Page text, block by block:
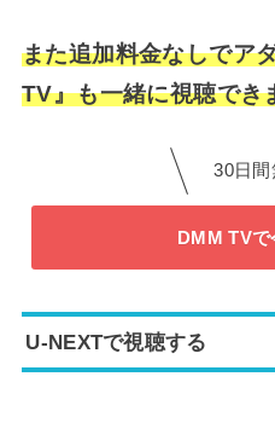
また追加料金なしでア
TV』も一緒に視聴でき
30日間
DMM TVで
U-NEXTで視聴する